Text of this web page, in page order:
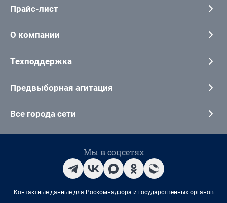
Прайс-лист
О компании
Техподдержка
Предвыборная агитация
Все города сети
Мы в соцсетях
Контактные данные для Роскомнадзора и государственных органов